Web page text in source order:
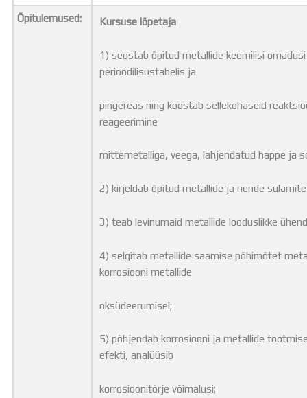
Õpitulemused: Kursuse lõpetaja
1) seostab õpitud metallide keemilisi
perioodilisustabelis ja
pingereas ning koostab sellekohaseid
reageerimine
mittemetalliga, veega, lahjendatud happe ja
2) kirjeldab õpitud metallide ja nende
3) teab levinumaid metallide looduslikke
4) selgitab metallide saamise põhimõtet
korrosiooni metallide
oksüdeerumisel;
5) põhjendab korrosiooni ja metallide
efekti, analüüsib
korrosioonitõrje võimalusi;